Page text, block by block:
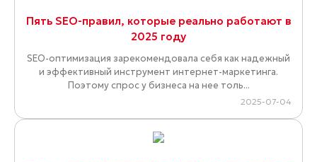
Пять SEO-правил, которые реально работают в
2025 году
SEO-оптимизация зарекомендовала себя как надежный
и эффективный инструмент интернет-маркетинга.
Поэтому спрос у бизнеса на нее толь...
2025-07-04